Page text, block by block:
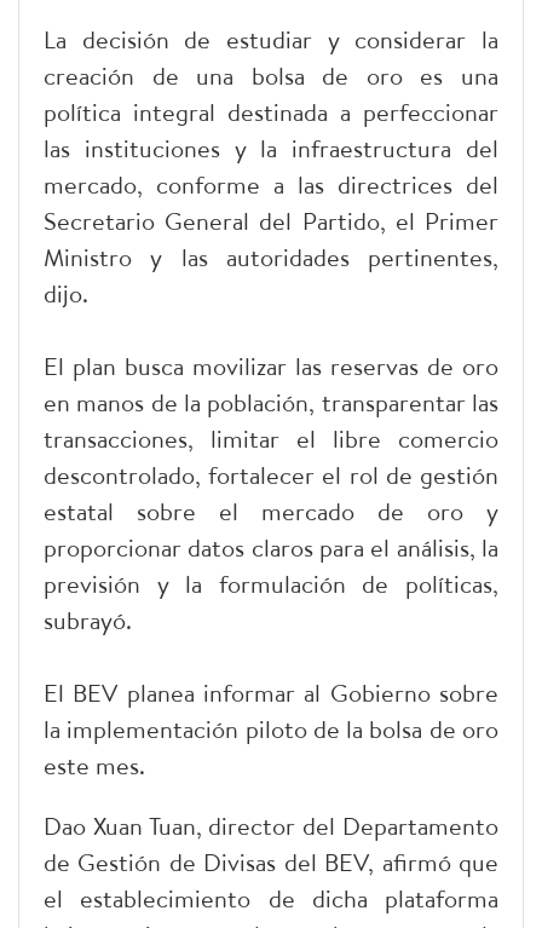
La decisión de estudiar y considerar la
creación de una bolsa de oro es una
política integral destinada a perfeccionar
las instituciones y la infraestructura del
mercado, conforme a las directrices del
Secretario General del Partido, el Primer
Ministro y las autoridades pertinentes,
dijo.
El plan busca movilizar las reservas de oro
en manos de la población, transparentar las
transacciones, limitar el libre comercio
descontrolado, fortalecer el rol de gestión
estatal sobre el mercado de oro y
proporcionar datos claros para el análisis, la
previsión y la formulación de políticas,
subrayó.
El BEV planea informar al Gobierno sobre
la implementación piloto de la bolsa de oro
este mes.
Dao Xuan Tuan, director del Departamento
de Gestión de Divisas del BEV, afirmó que
el establecimiento de dicha plataforma